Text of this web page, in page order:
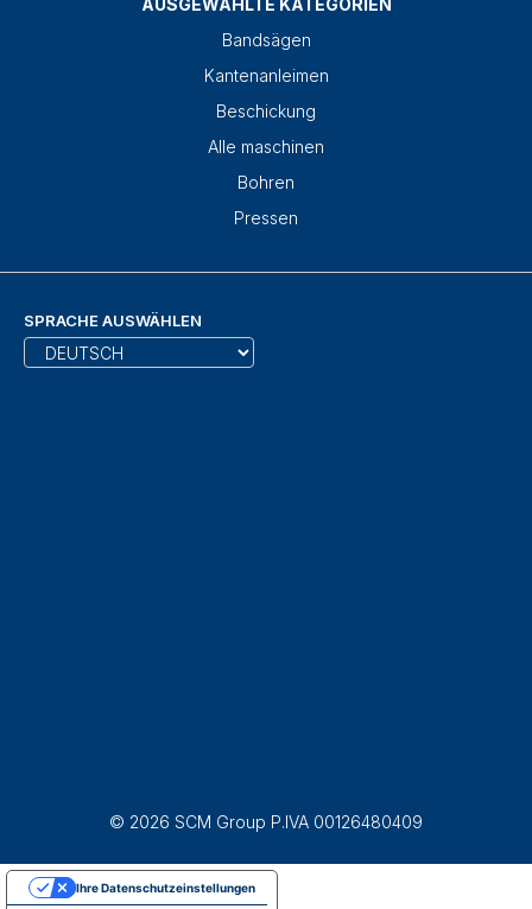
AUSGEWÄHLTE KATEGORIEN
Bandsägen
Kantenanleimen
Beschickung
Alle maschinen
Bohren
Pressen
SPRACHE AUSWÄHLEN
© 2026 SCM Group P.IVA 00126480409
Ihre Datenschutzeinstellungen